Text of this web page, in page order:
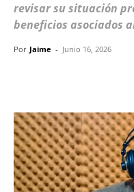
revisar su situación
beneficios asociados
Por Jaime - Junio 16, 2026